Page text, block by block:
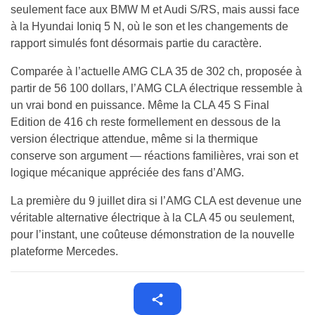
seulement face aux BMW M et Audi S/RS, mais aussi face
à la Hyundai Ioniq 5 N, où le son et les changements de
rapport simulés font désormais partie du caractère.
Comparée à l’actuelle AMG CLA 35 de 302 ch, proposée à
partir de 56 100 dollars, l’AMG CLA électrique ressemble à
un vrai bond en puissance. Même la CLA 45 S Final
Edition de 416 ch reste formellement en dessous de la
version électrique attendue, même si la thermique
conserve son argument — réactions familières, vrai son et
logique mécanique appréciée des fans d’AMG.
La première du 9 juillet dira si l’AMG CLA est devenue une
véritable alternative électrique à la CLA 45 ou seulement,
pour l’instant, une coûteuse démonstration de la nouvelle
plateforme Mercedes.